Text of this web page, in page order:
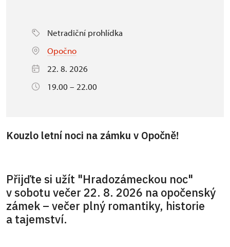
Netradiční prohlídka
Opočno
22. 8. 2026
19.00 – 22.00
Kouzlo letní noci na zámku v Opočně!
Přijďte si užít "Hradozámeckou noc"
v sobotu večer 22. 8. 2026 na opočenský
zámek – večer plný romantiky, historie
a tajemství.